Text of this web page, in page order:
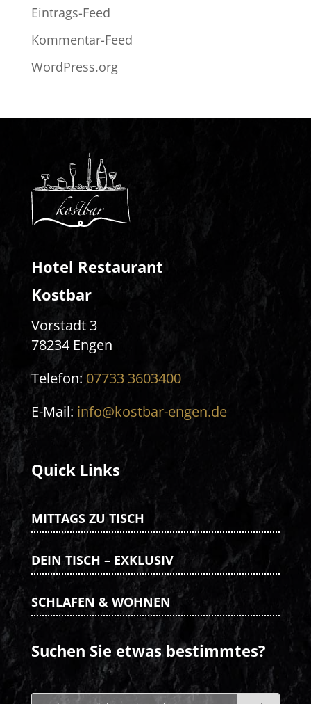
Eintrags-Feed
Kommentar-Feed
WordPress.org
Hotel Restaurant
Kostbar
Vorstadt 3
78234 Engen
Telefon: 07733 3603400
E-Mail: info@kostbar-engen.de
Quick Links
MITTAGS ZU TISCH
DEIN TISCH – EXKLUSIV
SCHLAFEN & WOHNEN
Suchen Sie etwas bestimmtes?